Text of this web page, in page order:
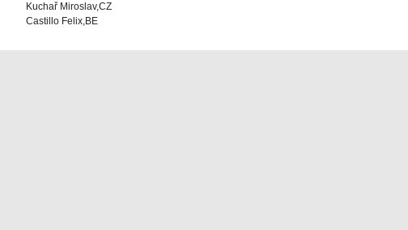
Kuchař Miroslav,CZ
Castillo Felix,BE